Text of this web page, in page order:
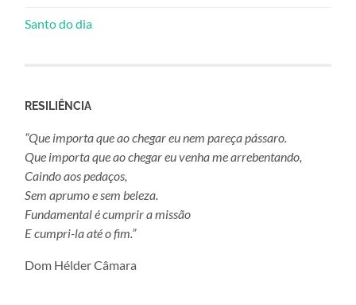
Santo do dia
RESILIÊNCIA
“Que importa que ao chegar eu nem pareça pássaro.
Que importa que ao chegar eu venha me arrebentando,
Caindo aos pedaços,
Sem aprumo e sem beleza.
Fundamental é cumprir a missão
E cumpri-la até o fim.”
Dom Hélder Câmara